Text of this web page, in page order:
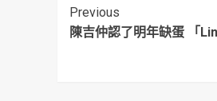
Continue
Reading
Previous
陳吉仲認了明年缺蛋 「